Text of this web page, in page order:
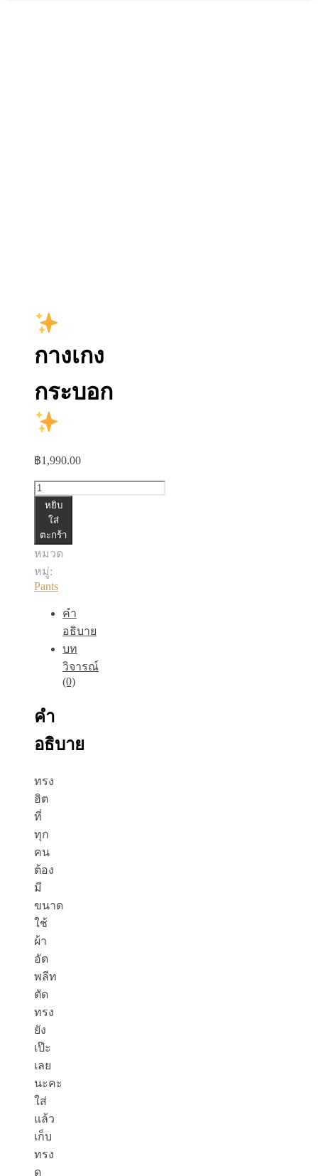
กางเกง
กระบอก
฿1,990.00
จำนวน
กางเกง
กระบอก
ชิ้น
หยิบ
ใส่
ตะกร้า
หมวด
หมู่:
Pants
คำ
อธิบาย
บท
วิจารณ์
(0)
คำ
อธิบาย
ทรง
ฮิต
ที่
ทุก
คน
ต้อง
มี
ขนาด
ใช้
ผ้า
อัด
พลีท
ตัด
ทรง
ยัง
เป๊ะ
เลย
นะคะ
ใส่
แล้ว
เก็บ
ทรง
ดู